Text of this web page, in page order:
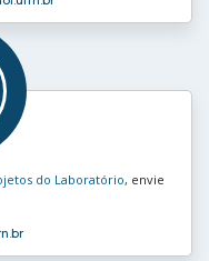
do Laboratório, envie